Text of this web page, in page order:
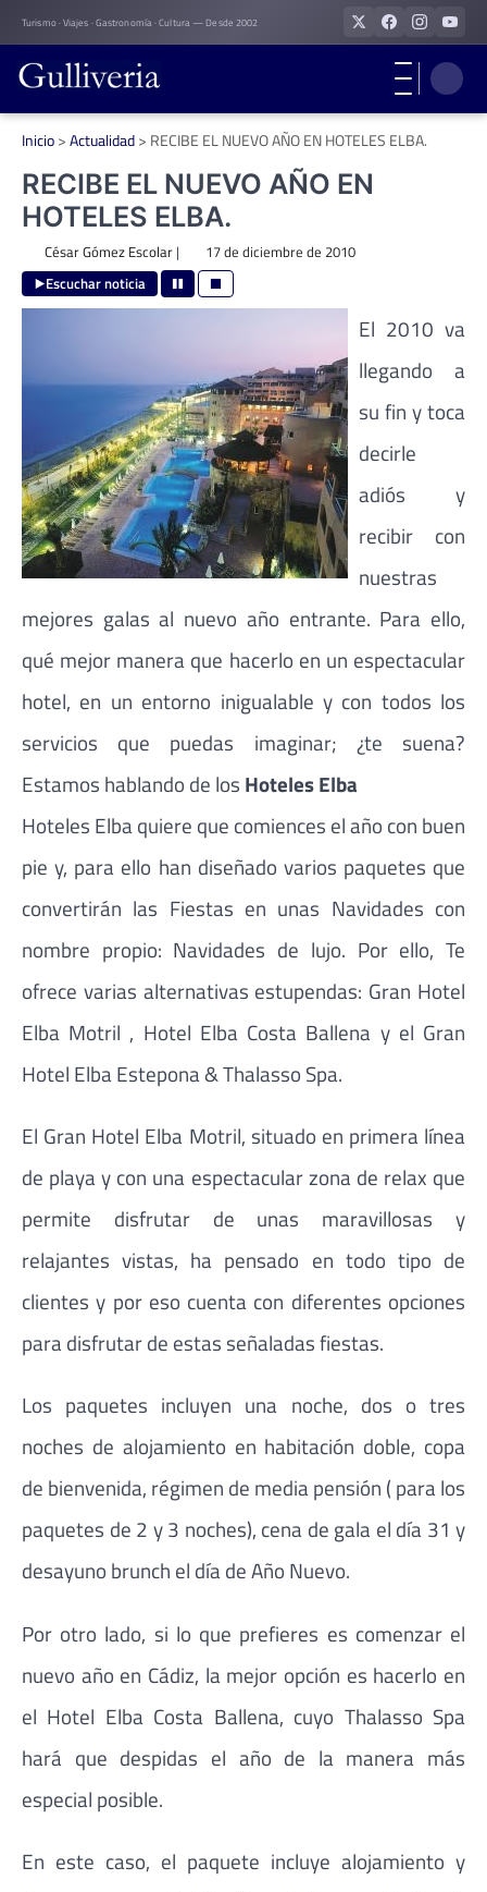
Skip
to
content
Turismo · Viajes · Gastronomía · Cultura — Desde 2002
Inicio>Actualidad> RECIBE EL NUEVO AÑO EN HOTELES ELBA.
RECIBE EL NUEVO AÑO EN
HOTELES ELBA.
César Gómez Escolar| 17 de diciembre de 2010
Escuchar noticia
El 2010 va
llegando a
su fin y toca
decirle
adiós y
recibir con
nuestras
mejores galas al nuevo año entrante. Para ello,
qué mejor manera que hacerlo en un espectacular
hotel, en un entorno inigualable y con todos los
servicios que puedas imaginar; ¿te suena?
Estamos hablando de los Hoteles Elba
Hoteles Elba quiere que comiences el año con buen
pie y, para ello han diseñado varios paquetes que
convertirán las Fiestas en unas Navidades con
nombre propio: Navidades de lujo. Por ello, Te
ofrece varias alternativas estupendas: Gran Hotel
Elba Motril , Hotel Elba Costa Ballena y el Gran
Hotel Elba Estepona & Thalasso Spa.
El Gran Hotel Elba Motril, situado en primera línea
de playa y con una espectacular zona de relax que
permite disfrutar de unas maravillosas y
relajantes vistas, ha pensado en todo tipo de
clientes y por eso cuenta con diferentes opciones
para disfrutar de estas señaladas fiestas.
Los paquetes incluyen una noche, dos o tres
noches de alojamiento en habitación doble, copa
de bienvenida, régimen de media pensión ( para los
paquetes de 2 y 3 noches), cena de gala el día 31 y
desayuno brunch el día de Año Nuevo.
Por otro lado, si lo que prefieres es comenzar el
nuevo año en Cádiz, la mejor opción es hacerlo en
el Hotel Elba Costa Ballena, cuyo Thalasso Spa
hará que despidas el año de la manera más
especial posible.
En este caso, el paquete incluye alojamiento y